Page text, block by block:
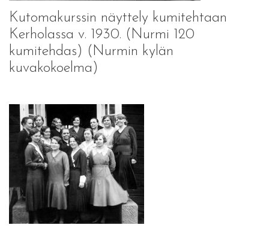
Kutomakurssin näyttely kumitehtaan
Kerholassa v. 1930. (Nurmi 120
kumitehdas) (Nurmin kylän
kuvakokoelma)